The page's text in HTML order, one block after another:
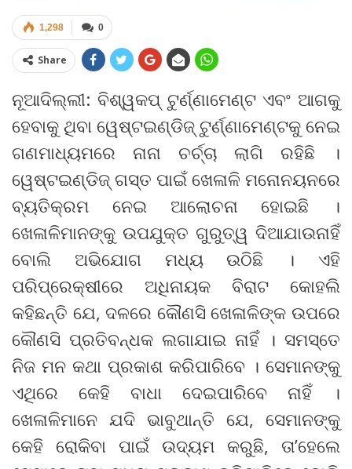
0
1,298
Share
ନୂଆଦିଲ୍ଲୀ: ବିଶ୍ୱକପ୍ ଟୁର୍ଣ୍ଣାମେଣ୍ଟ ଏବଂ ଆଗକୁ
ହେବାକୁ ଥିବା ୱେଷ୍ଟଇଣ୍ଡିଜ୍ ଟୁର୍ଣ୍ଣାମେଣ୍ଟକୁ ନେଇ
ଗଣମାଧ୍ୟମରେ ନାନା ଚର୍ଚ୍ଚା ଲାଗି ରହିଛି ।
ୱେଷ୍ଟଇଣ୍ଡିଜ୍ ଗସ୍ତ ପାଇଁ ଖେଳାଳି ମନୋନୟନରେ
ବ୍ୟତିକ୍ରମ ନେଇ ଆଲୋଚନା ହୋଇଛି ।
ଖେଳାଳିମାନଙ୍କୁ ଉପଯୁକ୍ତ ଗୁରୁତ୍ୱ ଦିଆଯାଉନାହିଁ
ବୋଲି ଅଭିଯୋଗ ମଧ୍ୟ ଉଠିଛି । ଏହି
ପରିପ୍ରେକ୍ଷୀରେ ଅଧିନାୟକ ବିରାଟ କୋହଲି
କହିଛନ୍ତି ଯେ, ଦଳରେ କୌଣସି ଖେଳାଳିଙ୍କ ଉପରେ
କୌଣସି ପ୍ରତିବନ୍ଧକ ଲଗାଯାଇ ନାହିଁ । ସମସ୍ତେ
ନିଜ ମନ କଥା ପ୍ରକାଶ କରିପାରିବେ । ସେମାନଙ୍କୁ
ଏଥିରେ କେହି ବାଧା ଦେଇପାରିବେ ନାହିଁ ।
ଖେଳାଳିମାନେ ଯଦି ଭାବୁଥାନ୍ତି ଯେ, ସେମାନଙ୍କୁ
କେହି ରୋକିବା ପାଇଁ ଉଦ୍ୟମ କରୁଛି, ତା’ହେଲେ